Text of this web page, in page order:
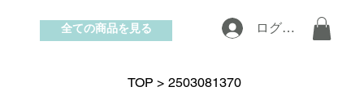
お問い合わせ
ログイン
全ての商品を見る
TOP > 2503081370